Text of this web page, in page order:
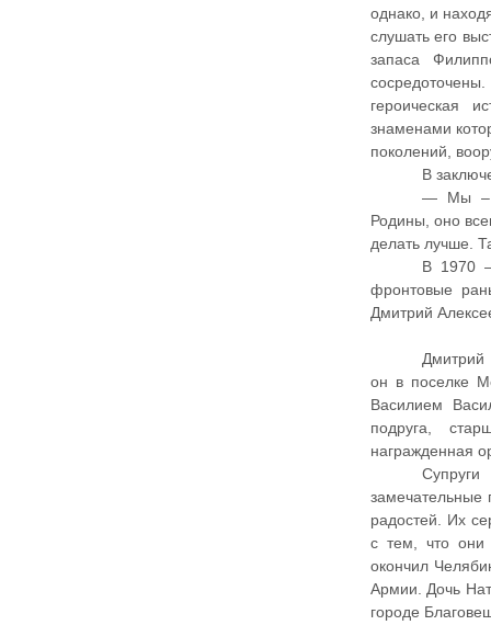
однако, и
слушать его
запаса
героическая
знаменами
поколений,
В
— Мы –
Родины, оно
делать лучше.
В 1970
фронтовые
Дмитрий
Дмитрий
он в поселке
Василием
подруга,
награжденная
замечательные
радостей. Их
с тем, что они
окончил
Армии. Дочь
городе